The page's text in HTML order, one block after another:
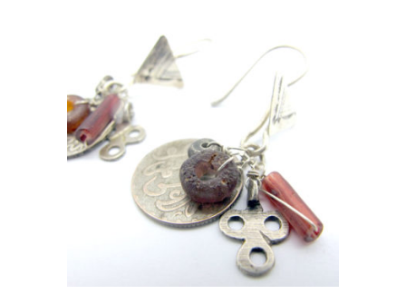
AJOUTER AU PANIER